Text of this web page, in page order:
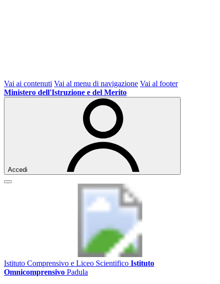
Vai ai contenuti Vai al menu di navigazione Vai al footer
Ministero dell'Istruzione e del Merito
Accedi
Istituto Comprensivo e Liceo Scientifico Istituto
Omnicomprensivo Padula